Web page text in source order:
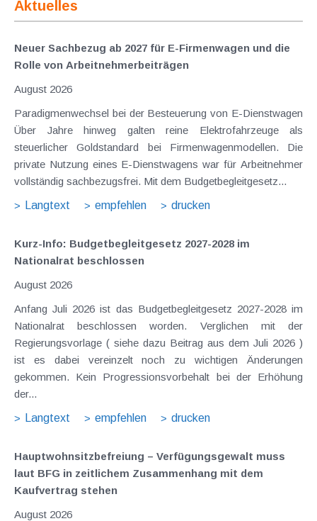
Aktuelles
Neuer Sachbezug ab 2027 für E-Firmenwagen und die
Rolle von Arbeitnehmer​­beiträgen
August 2026
Paradigmenwechsel bei der Besteuerung von E-Dienstwagen
Über Jahre hinweg galten reine Elektrofahrzeuge als
steuerlicher Goldstandard bei Firmenwagenmodellen. Die
private Nutzung eines E-Dienstwagens war für Arbeitnehmer
vollständig sachbezugsfrei. Mit dem Budgetbegleitgesetz...
Langtext
empfehlen drucken
Kurz-Info: Budgetbegleitgesetz 2027-2028 im
Nationalrat beschlossen
August 2026
Anfang Juli 2026 ist das Budgetbegleitgesetz 2027-2028 im
Nationalrat beschlossen worden. Verglichen mit der
Regierungsvorlage ( siehe dazu Beitrag aus dem Juli 2026 )
ist es dabei vereinzelt noch zu wichtigen Änderungen
gekommen. Kein Progressionsvorbehalt bei der Erhöhung
der...
Langtext
empfehlen drucken
Hauptwohnsitz​­befreiung – Verfügungsgewalt muss
laut BFG in zeitlichem Zusammenhang mit dem
Kaufvertrag stehen
August 2026